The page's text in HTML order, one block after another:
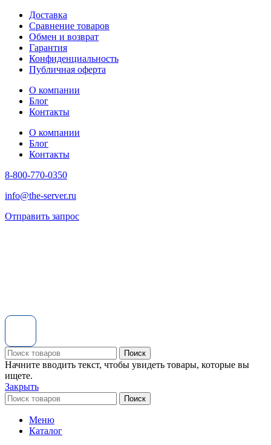
Доставка
Сравнение товаров
Обмен и возврат
Гарантия
Конфиденциальность
Публичная оферта
О компании
Блог
Контакты
О компании
Блог
Контакты
8-800-770-0350
info@the-server.ru
Отправить запрос
Поиск
Начните вводить текст, чтобы увидеть товары, которые вы
ищете.
Закрыть
Поиск
Меню
Каталог